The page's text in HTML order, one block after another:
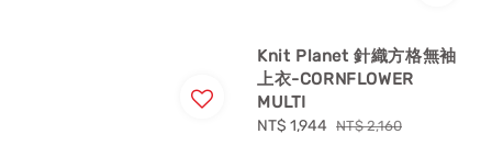
Knit Planet 針織方格無袖
上衣-CORNFLOWER
MULTI
Sale
NT$ 1,944 Regular
NT$ 2,160